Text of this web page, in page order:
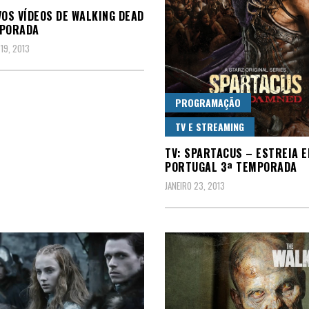
VÍDEOS DE WALKING DEAD
19, 2013
PROGRAMAÇÃO
TV E STREAMING
TV: SPARTACUS – ESTREIA
PORTUGAL 3ª TEMPORADA
JANEIRO 23, 2013